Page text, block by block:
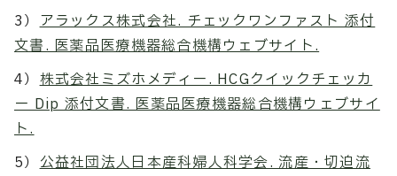
3）アラックス株式会社. チェックワンファスト 添付
文書. 医薬品医療機器総合機構ウェブサイト.
4）株式会社ミズホメディー. HCGクイックチェッカ
ー Dip 添付文書. 医薬品医療機器総合機構ウェブサイ
ト.
5）公益社団法人日本産科婦人科学会. 流産・切迫流